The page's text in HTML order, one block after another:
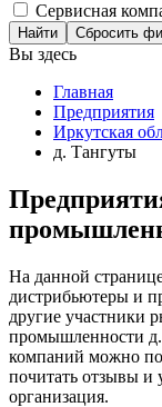
Сервисная
Сбросить
Вы здесь
Главная
Предприятия
Иркутская
д. Тангуты
На данной
дистрибьютеры и
другие участники
промышленности
компаний можно
почитать отзывы и
организация.